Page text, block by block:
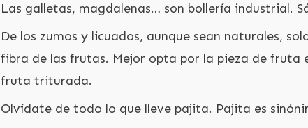
Las galletas, magdalenas… son bollería industrial.
De los zumos y licuados, aunque sean naturales,
fibra de las frutas. Mejor opta por la pieza de fruta
fruta triturada.
Olvídate de todo lo que lleve pajita. Pajita es